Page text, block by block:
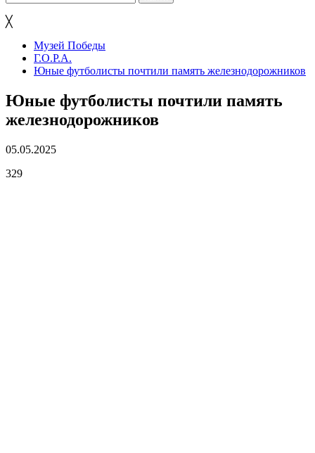
╳
Музей Победы
Г.О.Р.А.
Юные футболисты почтили память железнодорожников
Юные футболисты почтили память
железнодорожников
05.05.2025
329